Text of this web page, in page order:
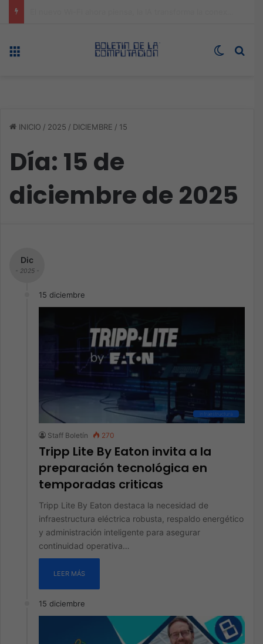
Switch
INICIO / 2025 / DICIEMBRE / 15
Día: 15 de
diciembre de 2025
Dic
- 2025 -
15 diciembre
Infraestructura
Staff Boletín 270
Tripp Lite By Eaton invita a la
preparación tecnológica en
temporadas criticas
Tripp Lite By Eaton destaca la necesidad de
infraestructura eléctrica robusta, respaldo energético
y administración inteligente para asegurar
continuidad operativa…
LEER MÁS
15 diciembre